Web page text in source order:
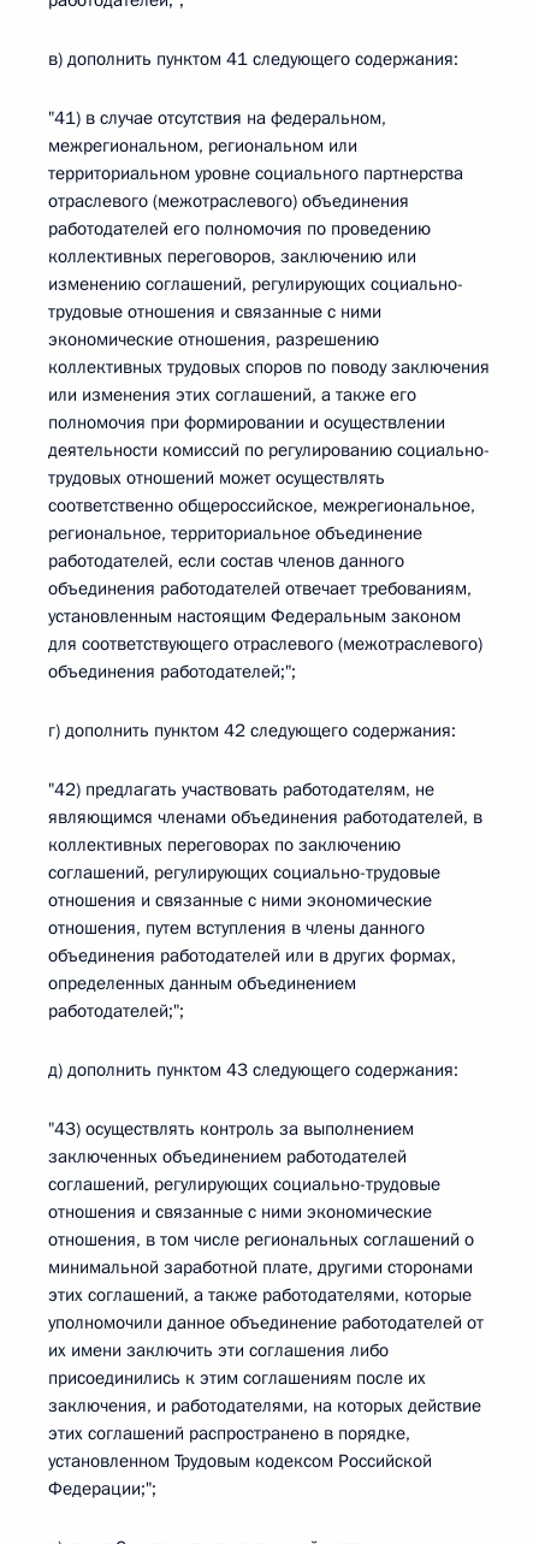
в) дополнить пунктом 41 следующего содержания:
"41) в случае отсутствия на федеральном,
межрегиональном, региональном или
территориальном уровне социального партнерства
отраслевого (межотраслевого) объединения
работодателей его полномочия по проведению
коллективных переговоров, заключению или
изменению соглашений, регулирующих социально-
трудовые отношения и связанные с ними
экономические отношения, разрешению
коллективных трудовых споров по поводу заключения
или изменения этих соглашений, а также его
полномочия при формировании и осуществлении
деятельности комиссий по регулированию социально-
трудовых отношений может осуществлять
соответственно общероссийское, межрегиональное,
региональное, территориальное объединение
работодателей, если состав членов данного
объединения работодателей отвечает требованиям,
установленным настоящим Федеральным законом
для соответствующего отраслевого (межотраслевого)
объединения работодателей;";
г) дополнить пунктом 42 следующего содержания:
"42) предлагать участвовать работодателям, не
являющимся членами объединения работодателей, в
коллективных переговорах по заключению
соглашений, регулирующих социально-трудовые
отношения и связанные с ними экономические
отношения, путем вступления в члены данного
объединения работодателей или в других формах,
определенных данным объединением
работодателей;";
д) дополнить пунктом 43 следующего содержания:
"43) осуществлять контроль за выполнением
заключенных объединением работодателей
соглашений, регулирующих социально-трудовые
отношения и связанные с ними экономические
отношения, в том числе региональных соглашений о
минимальной заработной плате, другими сторонами
этих соглашений, а также работодателями, которые
уполномочили данное объединение работодателей от
их имени заключить эти соглашения либо
присоединились к этим соглашениям после их
заключения, и работодателями, на которых действие
этих соглашений распространено в порядке,
установленном Трудовым кодексом Российской
Федерации;";